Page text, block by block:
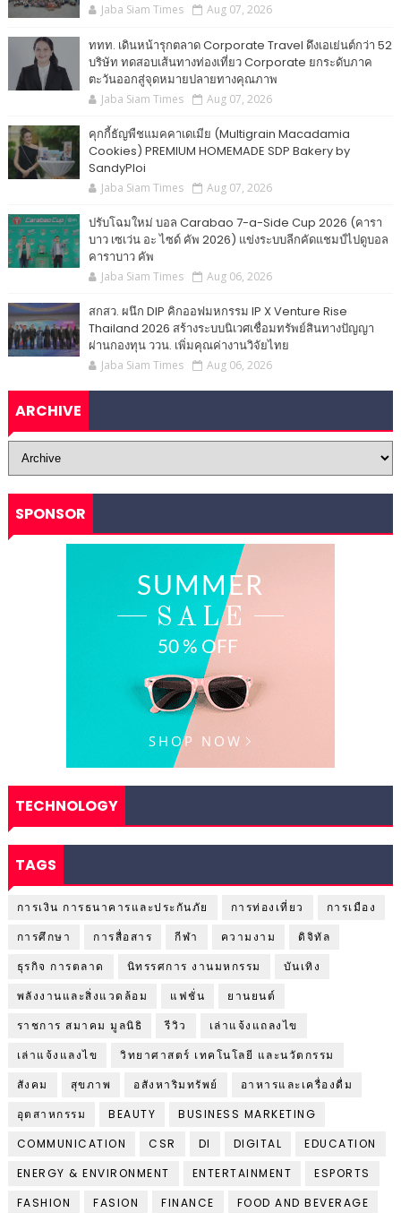
Jaba Siam Times Aug 07, 2026
ททท. เดินหน้ารุกตลาด Corporate Travel ดึงเอเย่นต์กว่า 52
บริษัท ทดสอบเส้นทางท่องเที่ยว Corporate ยกระดับภาค
ตะวันออกสู่จุดหมายปลายทางคุณภาพ
Jaba Siam Times Aug 07, 2026
คุกกี้ธัญพืชแมคคาเดเมีย (Multigrain Macadamia
Cookies) PREMIUM HOMEMADE SDP Bakery by
SandyPloi
Jaba Siam Times Aug 07, 2026
ปรับโฉมใหม่ บอล Carabao 7-a-Side Cup 2026 (คารา
บาว เซเว่น อะ ไซด์ คัพ 2026) แข่งระบบลีกคัดแชมป์ไปดูบอล
คาราบาว คัพ
Jaba Siam Times Aug 06, 2026
สกสว. ผนึก DIP คิกออฟมหกรรม IP X Venture Rise
Thailand 2026 สร้างระบบนิเวศเชื่อมทรัพย์สินทางปัญญา
ผ่านกองทุน ววน. เพิ่มคุณค่างานวิจัยไทย
Jaba Siam Times Aug 06, 2026
ARCHIVE
SPONSOR
TECHNOLOGY
TAGS
การเงิน การธนาคารและประกันภัย การท่องเที่ยว
การเมือง
การศึกษา
การสื่อสาร กีฬา ความงาม
ดิจิทัล
ธุรกิจ การตลาด
นิทรรศการ งานมหกรรม
บันเทิง
พลังงานและสิ่งแวดล้อม
แฟชั่น
ยานยนต์
ราชการ สมาคม มูลนิธิ
รีวิว
เล่าแจ้งแถลงไข
เล่าแจ้งแลงไข
วิทยาศาสตร์ เทคโนโลยี และนวัตกรรม
สังคม
สุขภาพ อสังหาริมทรัพย์
อาหารและเครื่องดื่ม
อุตสาหกรรม
BEAUTY
BUSINESS MARKETING
COMMUNICATION
CSR DI DIGITAL
EDUCATION
ENERGY & ENVIRONMENT
ENTERTAINMENT
ESPORTS
FASHION
FASION FINANCE
FOOD AND BEVERAGE